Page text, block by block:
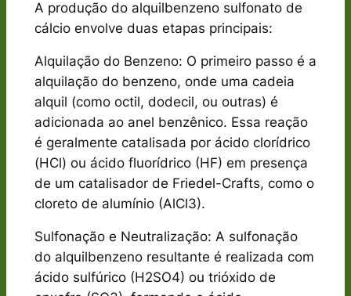
A produção do alquilbenzeno sulfonato de
cálcio envolve duas etapas principais:
Alquilação do Benzeno: O primeiro passo é a
alquilação do benzeno, onde uma cadeia
alquil (como octil, dodecil, ou outras) é
adicionada ao anel benzênico. Essa reação
é geralmente catalisada por ácido clorídrico
(HCl) ou ácido fluorídrico (HF) em presença
de um catalisador de Friedel-Crafts, como o
cloreto de alumínio (AlCl3).
Sulfonação e Neutralização: A sulfonação
do alquilbenzeno resultante é realizada com
ácido sulfúrico (H2SO4) ou trióxido de